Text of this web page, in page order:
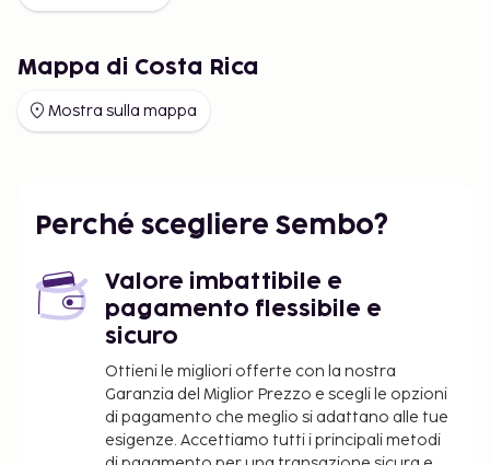
Mappa di Costa Rica
Mostra sulla mappa
Perché scegliere Sembo?
Valore imbattibile e
pagamento flessibile e
sicuro
Ottieni le migliori offerte con la nostra
Garanzia del Miglior Prezzo e scegli le opzioni
di pagamento che meglio si adattano alle tue
esigenze. Accettiamo tutti i principali metodi